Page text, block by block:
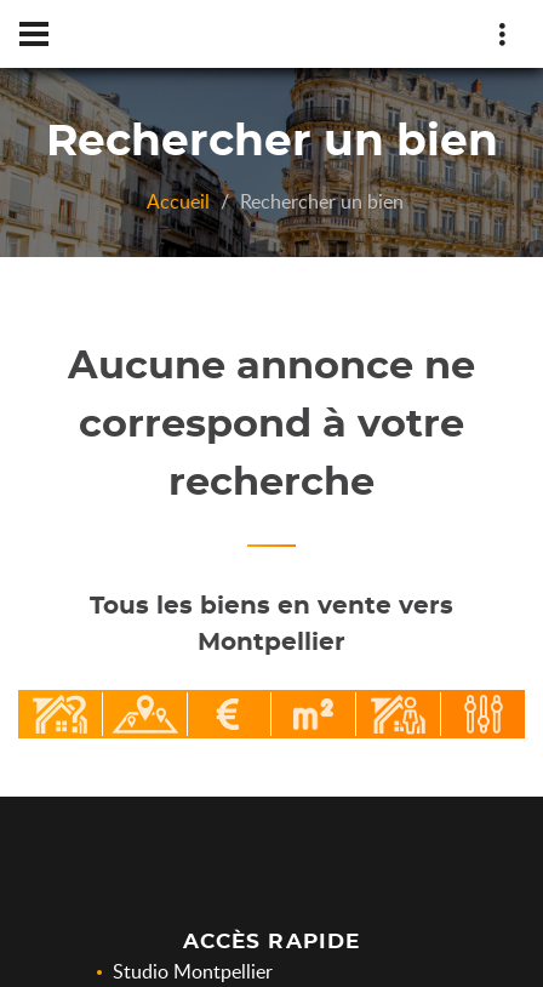
Rechercher un bien
Accueil Rechercher un bien
Aucune annonce ne
correspond à votre
recherche
Tous les biens en vente vers
Montpellier
ACCÈS RAPIDE
Studio Montpellier